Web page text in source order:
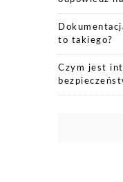
to takiego?
Czym jest